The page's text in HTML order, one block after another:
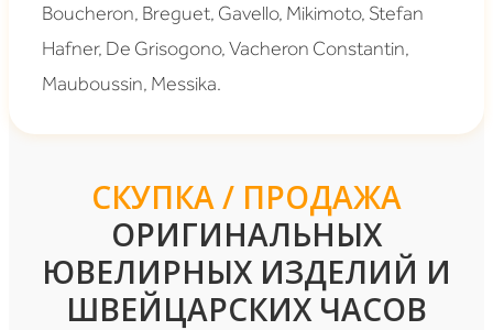
Boucheron, Breguet, Gavello, Mikimoto, Stefan
Hafner, De Grisogono, Vacheron Constantin,
Mauboussin, Messika.
СКУПКА / ПРОДАЖА
ОРИГИНАЛЬНЫХ
ЮВЕЛИРНЫХ ИЗДЕЛИЙ И
ШВЕЙЦАРСКИХ ЧАСОВ